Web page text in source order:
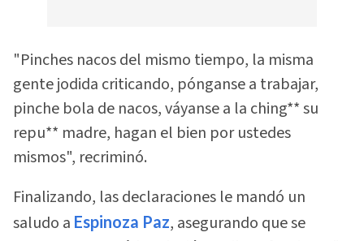
"Pinches nacos del mismo tiempo, la misma
gente jodida criticando, pónganse a trabajar,
pinche bola de nacos, váyanse a la ching** su
repu** madre, hagan el bien por ustedes
mismos", recriminó.
Finalizando, las declaraciones le mandó un
saludo a Espinoza Paz, asegurando que se